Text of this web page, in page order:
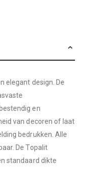
elegant design. De
en
van decoren of laat
bedrukken. Alle
De Topalit
standaard dikte